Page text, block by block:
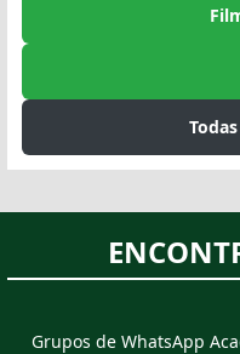
Grupos de WhatsApp